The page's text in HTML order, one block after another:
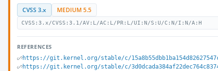
CVSS 3.x MEDIUM 5.5
CVSS:3.x/CVSS:3.1/AV:L/AC:L/PR:L/UI:N/S:U/C:N/I:N/A:H
REFERENCES
https://git.kernel.org/stable/c/
https://git.kernel.org/stable/c/